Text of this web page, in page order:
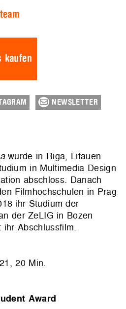
kaufen
NEWSLETTER
wurde in Riga, Litauen
in Multimedia Design
abschloss. Danach
Filmhochschulen in Prag
ihr Studium der
der ZeLIG in Bozen
Abschlussfilm.
20 Min.
Award